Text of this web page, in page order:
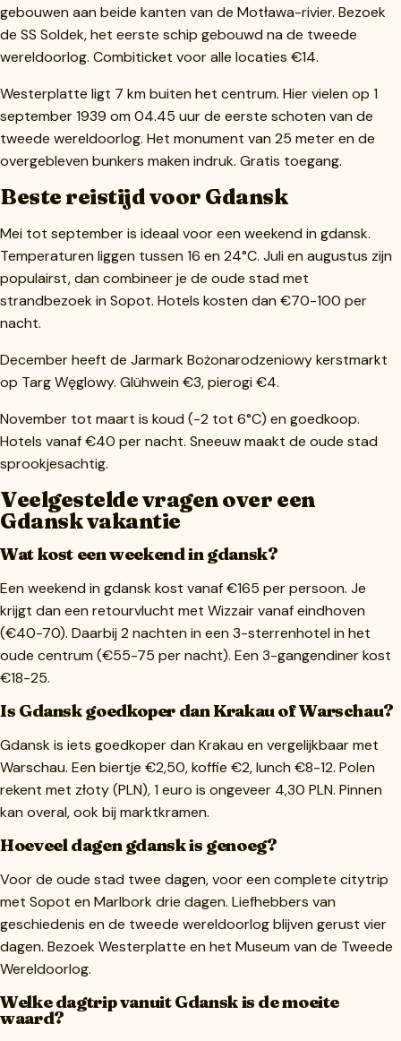
gebouwen aan beide kanten van de Motława-rivier. Bezoek
de SS Soldek, het eerste schip gebouwd na de tweede
wereldoorlog. Combiticket voor alle locaties €14.
Westerplatte ligt 7 km buiten het centrum. Hier vielen op 1
september 1939 om 04.45 uur de eerste schoten van de
tweede wereldoorlog. Het monument van 25 meter en de
overgebleven bunkers maken indruk. Gratis toegang.
Beste reistijd voor Gdansk
Mei tot september is ideaal voor een weekend in gdansk.
Temperaturen liggen tussen 16 en 24°C. Juli en augustus zijn
populairst, dan combineer je de oude stad met
strandbezoek in Sopot. Hotels kosten dan €70-100 per
nacht.
December heeft de Jarmark Bożonarodzeniowy kerstmarkt
op Targ Węglowy. Glühwein €3, pierogi €4.
November tot maart is koud (-2 tot 6°C) en goedkoop.
Hotels vanaf €40 per nacht. Sneeuw maakt de oude stad
sprookjesachtig.
Veelgestelde vragen over een
Gdansk vakantie
Wat kost een weekend in gdansk?
Een weekend in gdansk kost vanaf €165 per persoon. Je
krijgt dan een retourvlucht met Wizzair vanaf eindhoven
(€40-70). Daarbij 2 nachten in een 3-sterrenhotel in het
oude centrum (€55-75 per nacht). Een 3-gangendiner kost
€18-25.
Is Gdansk goedkoper dan Krakau of Warschau?
Gdansk is iets goedkoper dan Krakau en vergelijkbaar met
Warschau. Een biertje €2,50, koffie €2, lunch €8-12. Polen
rekent met złoty (PLN), 1 euro is ongeveer 4,30 PLN. Pinnen
kan overal, ook bij marktkramen.
Hoeveel dagen gdansk is genoeg?
Voor de oude stad twee dagen, voor een complete citytrip
met Sopot en Marlbork drie dagen. Liefhebbers van
geschiedenis en de tweede wereldoorlog blijven gerust vier
dagen. Bezoek Westerplatte en het Museum van de Tweede
Wereldoorlog.
Welke dagtrip vanuit Gdansk is de moeite
waard?